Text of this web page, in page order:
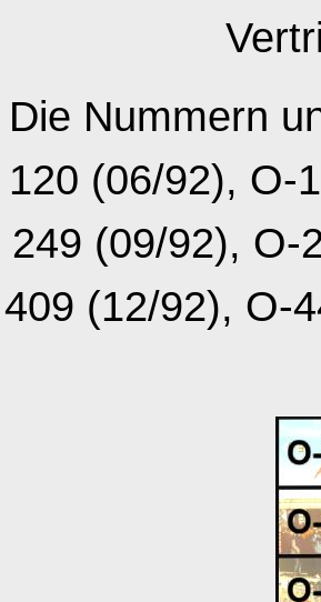
Die Nummern
120 (06/92), O-
249 (09/92), O-
409 (12/92), O-